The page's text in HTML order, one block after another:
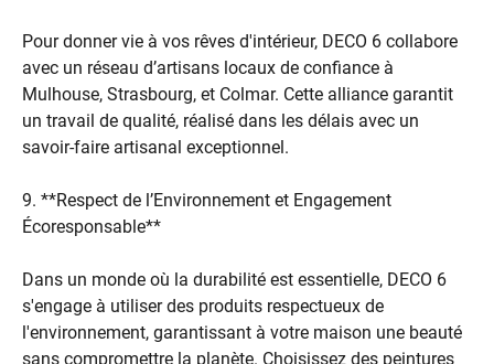
Pour donner vie à vos rêves d'intérieur, DECO 6 collabore
avec un réseau d’artisans locaux de confiance à
Mulhouse, Strasbourg, et Colmar. Cette alliance garantit
un travail de qualité, réalisé dans les délais avec un
savoir-faire artisanal exceptionnel.
9. **Respect de l’Environnement et Engagement
Écoresponsable**
Dans un monde où la durabilité est essentielle, DECO 6
s'engage à utiliser des produits respectueux de
l'environnement, garantissant à votre maison une beauté
sans compromettre la planète. Choisissez des peintures